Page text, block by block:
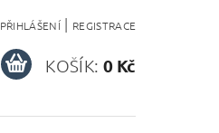
PŘIHLÁŠENÍ | REGISTRACE
KOŠÍK: 0 Kč